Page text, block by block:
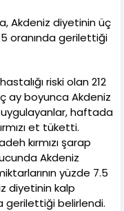
Akdeniz diyetinin üç
oranında gerilettiği
riski olan 212
ay boyunca Akdeniz
haftada
et tüketti.
kırmızı şarap
Akdeniz
yüzde 7.5
diyetinin kalp
gerilettiği belirlendi.